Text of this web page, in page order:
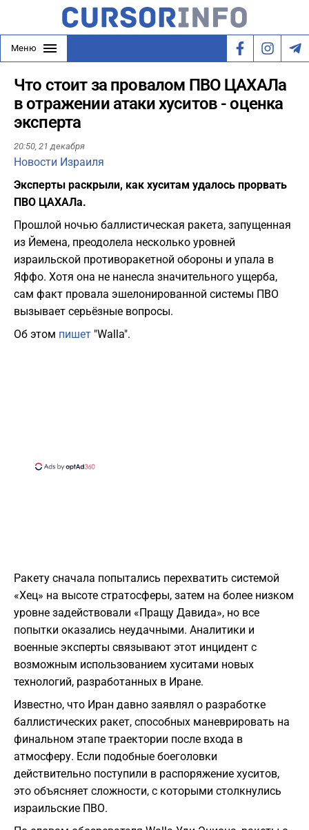
Меню
Что стоит за провалом ПВО ЦАХАЛа
в отражении атаки хуситов - оценка
эксперта
20:50, 21 декабря
Новости Израиля
Эксперты раскрыли, как хуситам удалось прорвать
ПВО ЦАХАЛа.
Прошлой ночью баллистическая ракета, запущенная
из Йемена, преодолела несколько уровней
израильской противоракетной обороны и упала в
Яффо. Хотя она не нанесла значительного ущерба,
сам факт провала эшелонированной системы ПВО
вызывает серьёзные вопросы.
Об этом пишет "Walla".
Ракету сначала попытались перехватить системой
«Хец» на высоте стратосферы, затем на более низком
уровне задействовали «Пращу Давида», но все
попытки оказались неудачными. Аналитики и
военные эксперты связывают этот инцидент с
возможным использованием хуситами новых
технологий, разработанных в Иране.
Известно, что Иран давно заявлял о разработке
баллистических ракет, способных маневрировать на
финальном этапе траектории после входа в
атмосферу. Если подобные боеголовки
действительно поступили в распоряжение хуситов,
это объясняет сложности, с которыми столкнулись
израильские ПВО.